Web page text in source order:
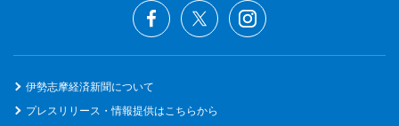
伊勢志摩経済新聞について
プレスリリース・情報提供はこちらから